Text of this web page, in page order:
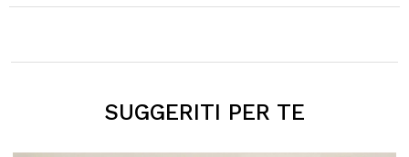
SUGGERITI PER TE